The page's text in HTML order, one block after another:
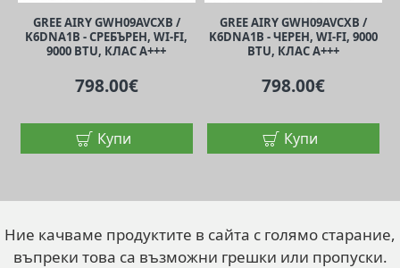
GREE AIRY GWH09AVCXB /
K6DNA1B - СРЕБЪРЕН, WI-FI,
9000 BTU, КЛАС A+++
798.00€
Купи
GREE AIRY GWH09AVCXB /
K6DNA1B - ЧЕРЕН, WI-FI, 9000
BTU, КЛАС A+++
798.00€
Купи
Ние качваме продуктите в сайта с голямо старание,
въпреки това са възможни грешки или пропуски.